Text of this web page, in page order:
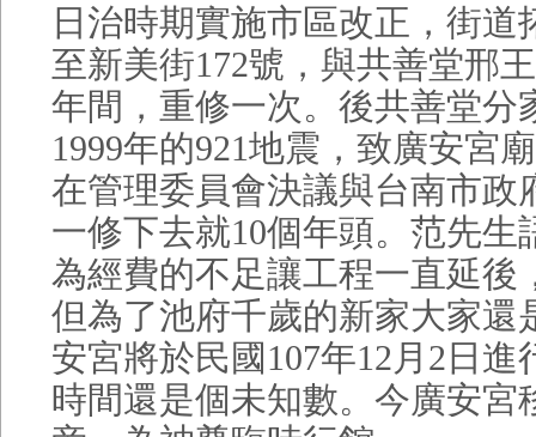
日治時期實施市區改正，街
至新美街172號，與共善堂邢
年間，重修一次。後共善堂分
1999年的921地震，致廣安宮
在管理委員會決議與台南市政
一修下去就10個年頭。范先
為經費的不足讓工程一直延後
但為了池府千歲的新家大家還
安宮將於民國107年12月2日
時間還是個未知數。今廣安宮